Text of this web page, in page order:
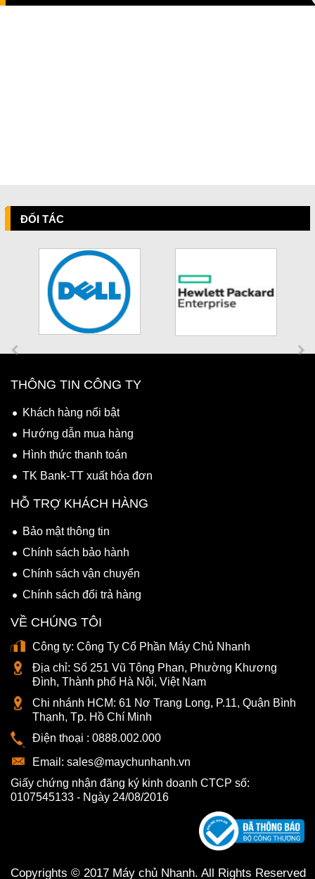
ĐỐI TÁC
THÔNG TIN CÔNG TY
Khách hàng nổi bật
Hướng dẫn mua hàng
Hình thức thanh toán
TK Bank-TT xuất hóa đơn
HỖ TRỢ KHÁCH HÀNG
Bảo mật thông tin
Chính sách bảo hành
Chính sách vận chuyển
Chính sách đổi trả hàng
VỀ CHÚNG TÔI
Công ty: Công Ty Cổ Phần Máy Chủ Nhanh
Địa chỉ: Số 251 Vũ Tông Phan, Phường Khương
Đình, Thành phố Hà Nội, Việt Nam
Chi nhánh HCM: 61 Nơ Trang Long, P.11, Quận Bình
Thạnh, Tp. Hồ Chí Minh
Điện thoại : 0888.002.000
Email: sales@maychunhanh.vn
Giấy chứng nhận đăng ký kinh doanh CTCP số:
0107545133 - Ngày 24/08/2016
Copyrights © 2017 Máy chủ Nhanh. All Rights Reserved